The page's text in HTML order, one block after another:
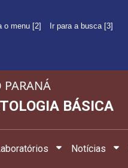
o menu [2] Ir para a busca [3]
PARANÁ
BÁSICA
Notícias